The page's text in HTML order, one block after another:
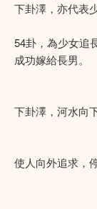
下卦澤，亦代表
54卦，為少女追
成功嫁給長男。
下卦澤，河水向
使人向外追求，